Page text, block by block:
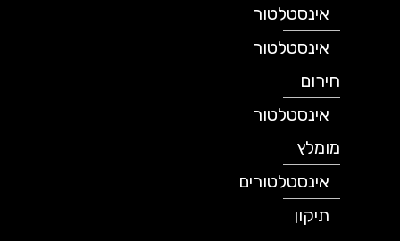
אינסטלטור
אינסטלטור
חירום
אינסטלטור
מומלץ
אינסטלטורים
תיקון